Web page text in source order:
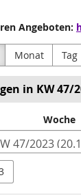
Angeboten:
Monat Tag
in KW 47/
Woche